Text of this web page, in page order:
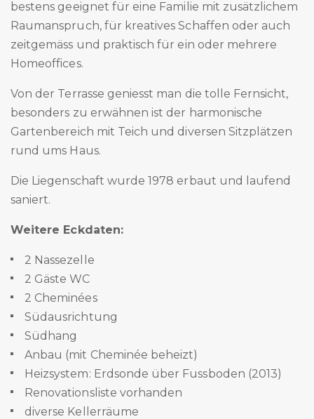
bestens geeignet für eine Familie mit zusätzlichem
Raumanspruch, für kreatives Schaffen oder auch
zeitgemäss und praktisch für ein oder mehrere
Homeoffices.
Von der Terrasse geniesst man die tolle Fernsicht,
besonders zu erwähnen ist der harmonische
Gartenbereich mit Teich und diversen Sitzplätzen
rund ums Haus.
Die Liegenschaft wurde 1978 erbaut und laufend
saniert.
Weitere Eckdaten:
2 Nassezelle
2 Gäste WC
2 Cheminées
Südausrichtung
Südhang
Anbau (mit Cheminée beheizt)
Heizsystem: Erdsonde über Fussboden (2013)
Renovationsliste vorhanden
diverse Kellerräume